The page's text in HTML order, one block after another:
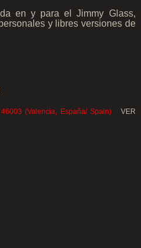
en y para el Jimmy Glass,
y libres versiones de
(Valencia, España/ Spain)
VER